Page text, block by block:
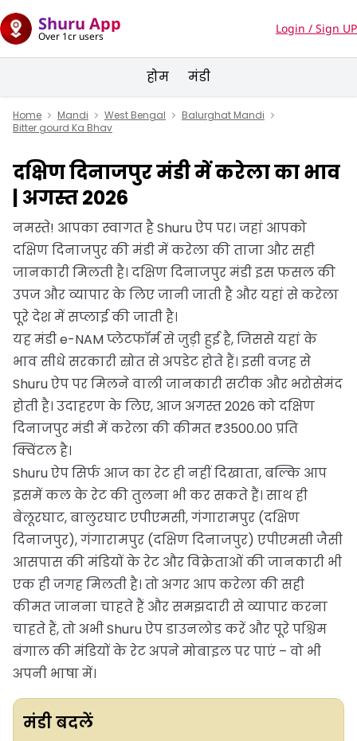
Shuru App
Over 1cr users
Login / Sign UP
होम मंडी
Home Mandi West Bengal
Balurghat Mandi
Bitter gourd Ka Bhav
दक्षिण दिनाजपुर मंडी में करेला का भाव
| अगस्त 2026
नमस्ते! आपका स्वागत है Shuru ऐप पर। जहां आपको
दक्षिण दिनाजपुर की मंडी में करेला की ताजा और सही
जानकारी मिलती है। दक्षिण दिनाजपुर मंडी इस फसल की
उपज और व्यापार के लिए जानी जाती है और यहां से करेला
पूरे देश में सप्लाई की जाती है।
यह मंडी e-NAM प्लेटफॉर्म से जुड़ी हुई है, जिससे यहां के
भाव सीधे सरकारी स्रोत से अपडेट होते हैं। इसी वजह से
Shuru ऐप पर मिलने वाली जानकारी सटीक और भरोसेमंद
होती है। उदाहरण के लिए, आज अगस्त 2026 को दक्षिण
दिनाजपुर मंडी में करेला की कीमत ₹3500.00 प्रति
क्विंटल है।
Shuru ऐप सिर्फ आज का रेट ही नहीं दिखाता, बल्कि आप
इसमें कल के रेट की तुलना भी कर सकते हैं। साथ ही
बेलूरघाट, बालुरघाट एपीएमसी, गंगारामपुर (दक्षिण
दिनाजपुर), गंगारामपुर (दक्षिण दिनाजपुर) एपीएमसी जैसी
आसपास की मंडियों के रेट और विक्रेताओं की जानकारी भी
एक ही जगह मिलती है। तो अगर आप करेला की सही
कीमत जानना चाहते हैं और समझदारी से व्यापार करना
चाहते हैं, तो अभी Shuru ऐप डाउनलोड करें और पूरे पश्चिम
बंगाल की मंडियों के रेट अपने मोबाइल पर पाएं – वो भी
अपनी भाषा में।
मंडी बदलें